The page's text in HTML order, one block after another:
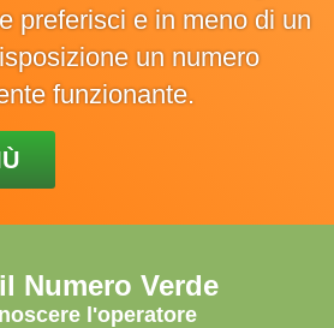
preferisci e in meno di un
un numero
funzionante.
Numero Verde
l'operatore